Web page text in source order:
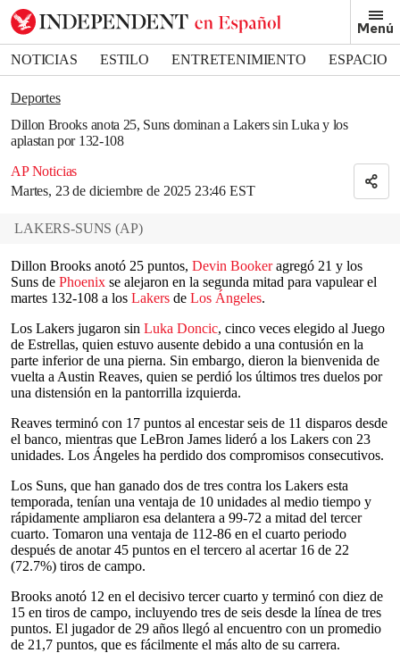
Menú
NOTICIAS ESTILO ENTRETENIMIENTO
ESPACIO
DEPORTES
Deportes
Dillon Brooks anota 25, Suns dominan a Lakers sin Luka y los
aplastan por 132-108
AP Noticias
Martes, 23 de diciembre de 2025 23:46 EST
Bookmark popover
Removed from bookmarks
Close popover
LAKERS-SUNS (AP)
Dillon Brooks anotó 25 puntos, Devin Bookeragregó 21 y los
Suns de Phoenix se alejaron en la segunda mitad para vapulear el
martes 132-108 a los Lakers de Los Ángeles.
Los Lakers jugaron sin Luka Doncic, cinco veces elegido al Juego
de Estrellas, quien estuvo ausente debido a una contusión en la
parte inferior de una pierna. Sin embargo, dieron la bienvenida de
vuelta a Austin Reaves, quien se perdió los últimos tres duelos por
una distensión en la pantorrilla izquierda.
Reaves terminó con 17 puntos al encestar seis de 11 disparos desde
el banco, mientras que LeBron James lideró a los Lakers con 23
unidades. Los Ángeles ha perdido dos compromisos consecutivos.
Los Suns, que han ganado dos de tres contra los Lakers esta
temporada, tenían una ventaja de 10 unidades al medio tiempo y
rápidamente ampliaron esa delantera a 99-72 a mitad del tercer
cuarto. Tomaron una ventaja de 112-86 en el cuarto periodo
después de anotar 45 puntos en el tercero al acertar 16 de 22
(72.7%) tiros de campo.
Brooks anotó 12 en el decisivo tercer cuarto y terminó con diez de
15 en tiros de campo, incluyendo tres de seis desde la línea de tres
puntos. El jugador de 29 años llegó al encuentro con un promedio
de 21,7 puntos, que es fácilmente el más alto de su carrera.